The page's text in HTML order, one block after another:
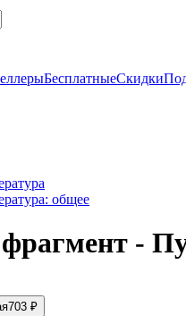
БесплатныеСкидки
общее
-
703 ₽